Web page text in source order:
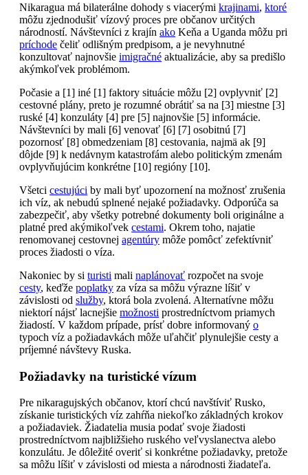
Nikaragua má bilaterálne dohody s viacerými krajinami, ktoré
môžu zjednodušiť vízový proces pre občanov určitých
národností. Návštevníci z krajín ako Keňa a Uganda môžu pri
príchode čeliť odlišným predpisom, a je nevyhnutné
konzultovať najnovšie imigračné aktualizácie, aby sa predišlo
akýmkoľvek problémom.
Počasie a [1] iné [1] faktory situácie môžu [2] ovplyvniť [2]
cestovné plány, preto je rozumné obrátiť sa na [3] miestne [3]
ruské [4] konzuláty [4] pre [5] najnovšie [5] informácie.
Návštevníci by mali [6] venovať [6] [7] osobitnú [7]
pozornosť [8] obmedzeniam [8] cestovania, najmä ak [9]
dôjde [9] k nedávnym katastrofám alebo politickým zmenám
ovplyvňujúcim konkrétne [10] regióny [10].
Všetci cestujúci by mali byť upozornení na možnosť zrušenia
ich víz, ak nebudú splnené nejaké požiadavky. Odporúča sa
zabezpečiť, aby všetky potrebné dokumenty boli originálne a
platné pred akýmikoľvek cestami. Okrem toho, najatie
renomovanej cestovnej agentúry môže pomôcť zefektívniť
proces žiadosti o víza.
Nakoniec by si turisti mali naplánovať rozpočet na svoje
cesty, keďže poplatky za víza sa môžu výrazne líšiť v
závislosti od služby, ktorá bola zvolená. Alternatívne môžu
niektorí nájsť lacnejšie možnosti prostredníctvom priamych
žiadostí. V každom prípade, prísť dobre informovaný o
typoch víz a požiadavkách môže uľahčiť plynulejšie cesty a
príjemné návštevy Ruska.
Požiadavky na turistické vízum
Pre nikaragujských občanov, ktorí chcú navštíviť Rusko,
získanie turistických víz zahŕňa niekoľko základných krokov
a požiadaviek. Žiadatelia musia podať svoje žiadosti
prostredníctvom najbližšieho ruského veľvyslanectva alebo
konzulátu. Je dôležité overiť si konkrétne požiadavky, pretože
sa môžu líšiť v závislosti od miesta a národnosti žiadateľa.